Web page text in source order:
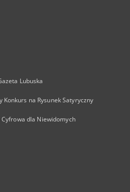
Lubuska
na Rysunek Satyryczny
dla Niewidomych